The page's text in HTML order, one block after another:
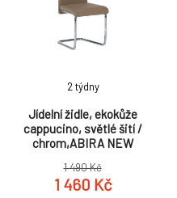
židle úžasných 890 Kč.
Hmotnost: 4.9kg
Jídelní židle, ekokůže
cappucino, světlé šití /
chrom,ABIRA NEW
2 týdny
1 490 Kč
1 460 Kč